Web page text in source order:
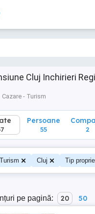
Cluj Inchirieri
Cazare - Turism
Persoane
55 2
Cluj Tip
pe pagină: 20 50